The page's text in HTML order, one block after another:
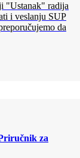
"Ustanak" radija
i veslanju SUP
da
za